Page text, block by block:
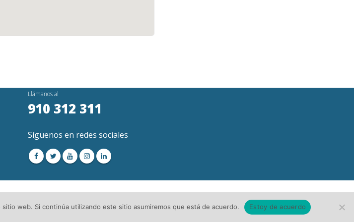
Llámanos al
910 312 311
Síguenos en redes sociales
web. Si continúa utilizando este sitio asumiremos que está de acuerdo. Estoy de acuerdo